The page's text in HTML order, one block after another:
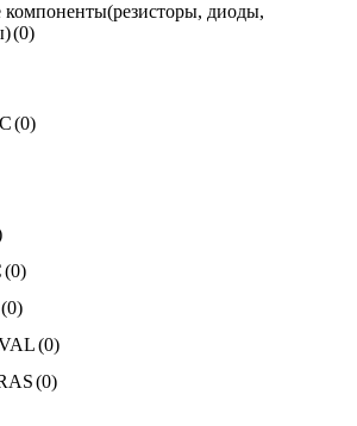
диоды,
(0)
(0)
(0)
(0)
(0)
(0)